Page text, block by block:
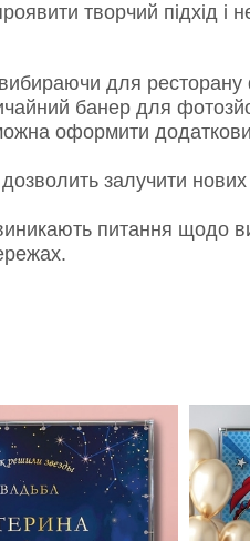
творчий підхід
для ресторану
банер для
оформити
залучити
питання щодо